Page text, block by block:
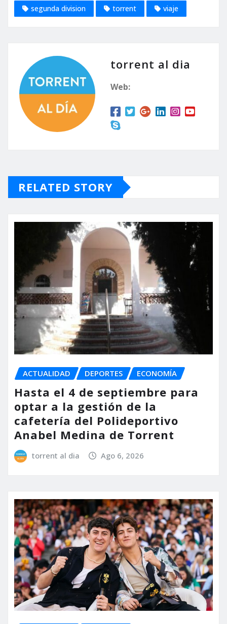
segunda division torrent viaje
torrent al dia
Web:
RELATED STORY
ACTUALIDAD DEPORTES ECONOMÍA
Hasta el 4 de septiembre para
optar a la gestión de la
cafetería del Polideportivo
Anabel Medina de Torrent
torrent al dia Ago 6, 2026